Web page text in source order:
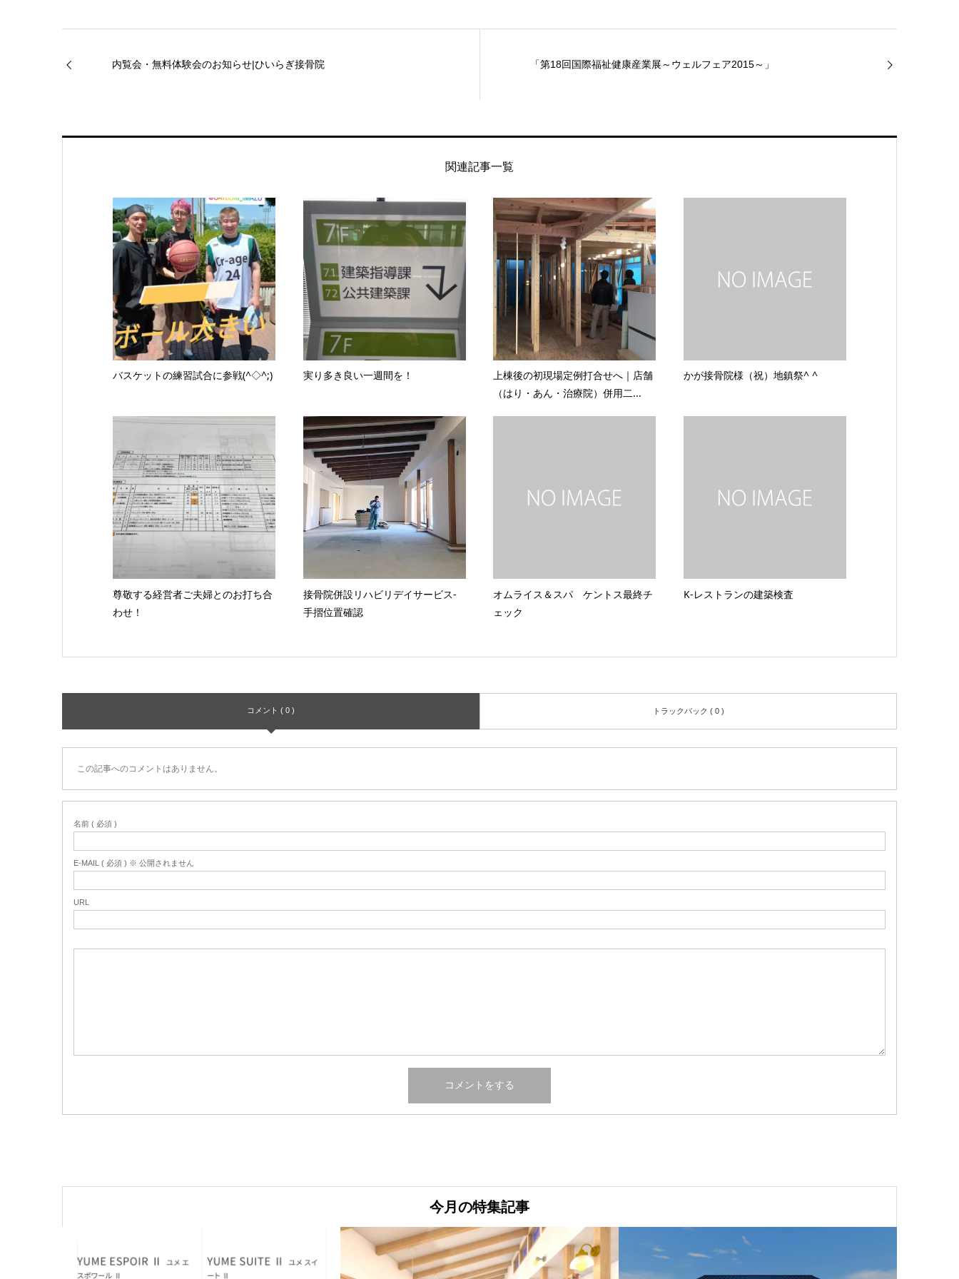
内覧会・無料体験会のお知らせ|ひいらぎ接骨院 「第18回国際福祉健康産業展～ウェルフェア2015～」
関連記事一覧
バスケットの練習試合に参戦(^◇^;) 実り多き良い一週間を！
上棟後の初現場定例打合せへ｜店舗
（はり・あん・治療院）併用二...
かが接骨院様（祝）地鎮祭^ ^
尊敬する経営者ご夫婦とのお打ち合
わせ！
接骨院併設リハビリデイサービス-
手摺位置確認
オムライス＆スパ ケントス最終チ
ェック
K-レストランの建築検査
コメント ( 0 ) トラックバック ( 0 )
この記事へのコメントはありません。
名前 ( 必須 )
E-MAIL ( 必須 ) ※ 公開されません
URL
今月の特集記事